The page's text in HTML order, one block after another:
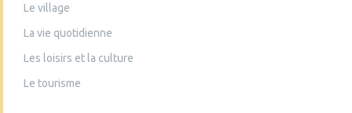
Le village
La vie quotidienne
Les loisirs et la culture
Le tourisme